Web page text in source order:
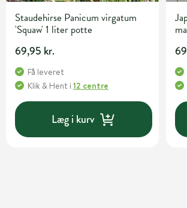
Staudehirse Panicum virgatum
'Squaw' 1 liter potte
69,95 kr.
Få leveret
Klik & Hent i 12 centre
Læg i kurv